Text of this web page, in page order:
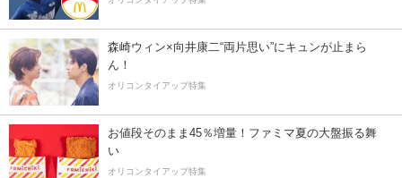
森崎ウィン×向井康二“両片思い”にキュンが止まら
ん！
オリコンタイアップ特集
お値段そのまま45％増量！ファミマ夏の大盤振る舞
い
オリコンタイアップ特集